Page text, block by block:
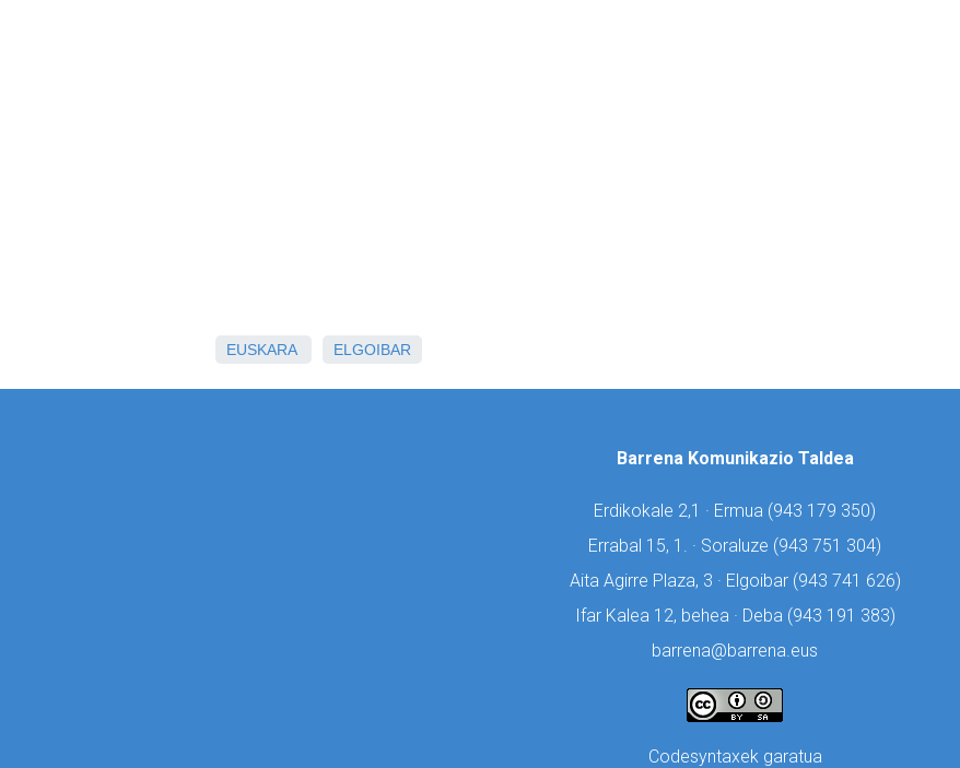
EUSKARA ELGOIBAR
Barrena Komunikazio Taldea
Erdikokale 2,1 · Ermua (943 179 350)
Errabal 15, 1. · Soraluze (943 751 304)
Aita Agirre Plaza, 3 · Elgoibar (943 741 626)
Ifar Kalea 12, behea · Deba (943 191 383)
barrena@barrena.eus
Codesyntaxek garatua